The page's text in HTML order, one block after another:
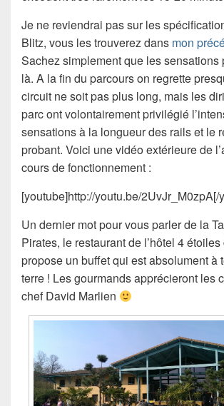
Je ne reviendrai pas sur les
Blitz, vous les trouverez dans mon
Sachez simplement que les sensations
là. A la fin du parcours on regrette
circuit ne soit pas plus long, mais les
parc ont volontairement privilégié
sensations à la longueur des rails et le
probant. Voici une vidéo extérieure de
cours de fonctionnement :
[youtube]http://youtu.be/2UvJr_M0zpA[/
Un dernier mot pour vous parler de la
Pirates, le restaurant de l’hôtel 4
propose un buffet qui est absolument à
terre ! Les gourmands apprécieront les
chef David Marlien